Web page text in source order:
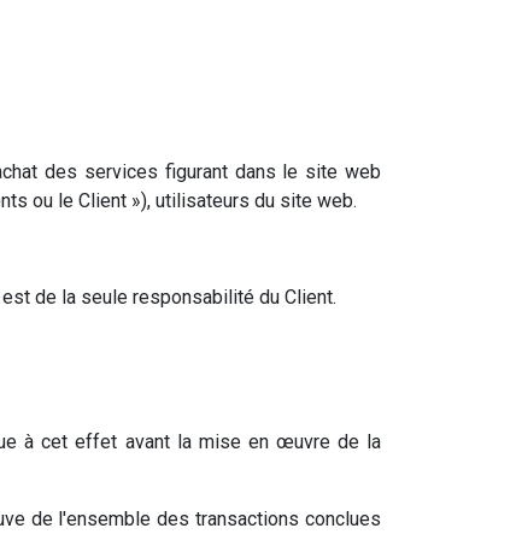
des services figurant dans le site web
ou le Client »), utilisateurs du site web.
de la seule responsabilité du Client.
à cet effet avant la mise en œuvre de la
de l'ensemble des transactions conclues